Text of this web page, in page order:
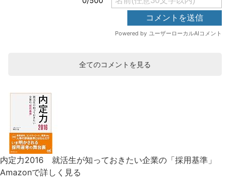
全てのコメントを見る
内定力2016 就活生が知っておきたい企業の「採用基準」
Amazonで詳しく見る